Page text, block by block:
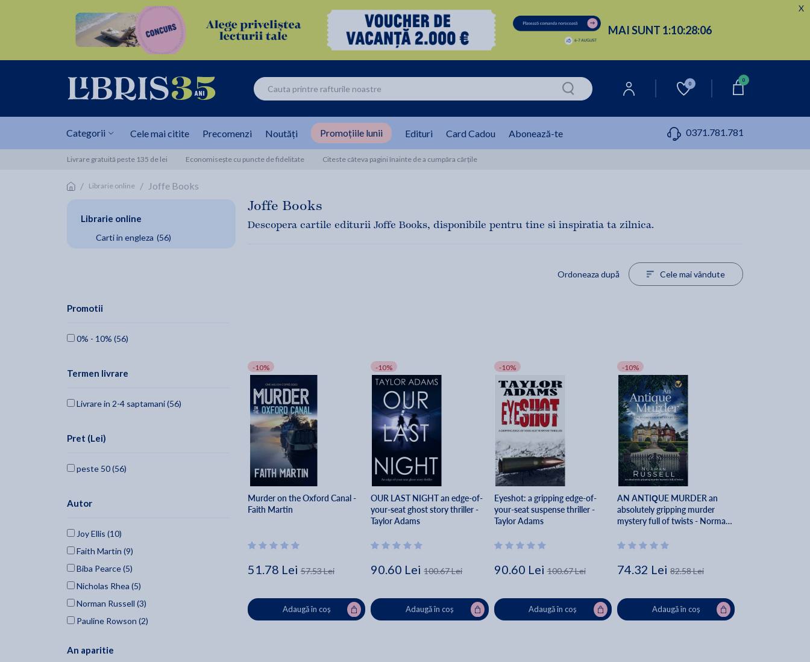
MAI SUNT 1:10:28:04
X
0
0
Categorii Cele mai citite Precomenzi Noutăți Promoțiile lunii Edituri Card Cadou Abonează-te 0371.781.781
Livrare gratuită peste 135 de lei Economisește cu puncte de fidelitate Citeste câteva pagini înainte de a cumpăra cărțile
/ Librarie online / Joffe Books
Librarie online
Carti in engleza (56)
Promotii
0% - 10% (56)
Termen livrare
Livrare in 2-4 saptamani (56)
Pret (Lei)
peste 50 (56)
Autor
Joy Ellis (10)
Faith Martin (9)
Biba Pearce (5)
Nicholas Rhea (5)
Norman Russell (3)
Pauline Rowson (2)
Jean G. Goodhind (2)
An aparitie
Joffe Books
Descopera cartile editurii Joffe Books, disponibile pentru tine si inspiratia ta zilnica.
Ordoneaza după Cele mai vândute
-10%
Murder on the Oxford Canal -
Faith Martin
51.78 Lei 57.53 Lei
Adaugă în coș
-10%
OUR LAST NIGHT an edge-of-
your-seat ghost story thriller -
Taylor Adams
90.60 Lei 100.67 Lei
Adaugă în coș
-10%
Eyeshot: a gripping edge-of-
your-seat suspense thriller -
Taylor Adams
90.60 Lei 100.67 Lei
Adaugă în coș
-10%
AN ANTIQUE MURDER an
absolutely gripping murder
mystery full of twists - Norman
74.32 Lei 82.58 Lei
Adaugă în coș